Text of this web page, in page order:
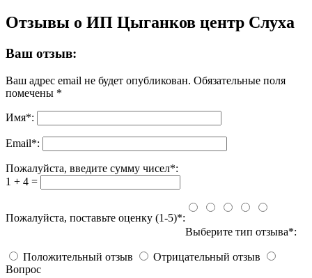
Отзывы о ИП Цыганков центр Слуха
Ваш отзыв:
Ваш адрес email не будет опубликован. Обязательные поля
помечены *
Имя*:
Email*:
Пожалуйста, введите сумму чисел*:
1 + 4 =
Пожалуйста, поставьте оценку (1-5)*:
Выберите тип отзыва*:
Положительный отзыв
Отрицательный отзыв
Вопрос